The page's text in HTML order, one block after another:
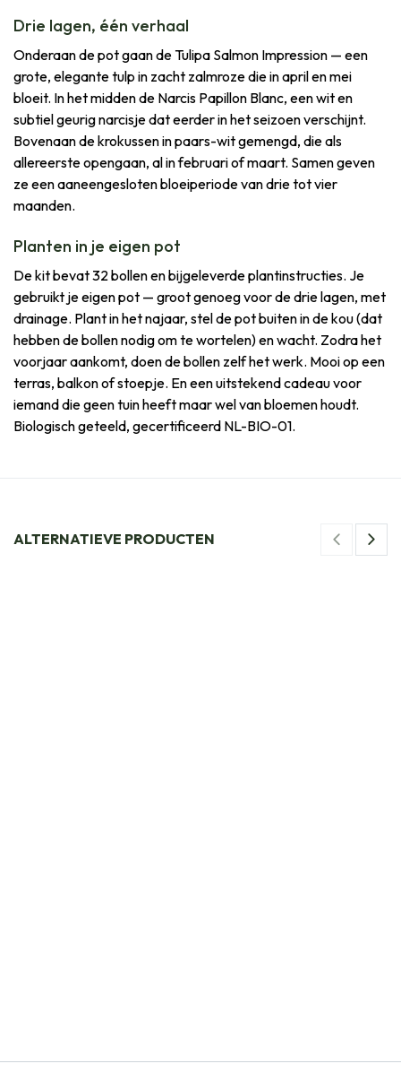
Drie lagen, één verhaal
Onderaan de pot gaan de Tulipa Salmon Impression — een
grote, elegante tulp in zacht zalmroze die in april en mei
bloeit. In het midden de Narcis Papillon Blanc, een wit en
subtiel geurig narcisje dat eerder in het seizoen verschijnt.
Bovenaan de krokussen in paars-wit gemengd, die als
allereerste opengaan, al in februari of maart. Samen geven
ze een aaneengesloten bloeiperiode van drie tot vier
maanden.
Planten in je eigen pot
De kit bevat 32 bollen en bijgeleverde plantinstructies. Je
gebruikt je eigen pot — groot genoeg voor de drie lagen, met
drainage. Plant in het najaar, stel de pot buiten in de kou (dat
hebben de bollen nodig om te wortelen) en wacht. Zodra het
voorjaar aankomt, doen de bollen zelf het werk. Mooi op een
terras, balkon of stoepje. En een uitstekend cadeau voor
iemand die geen tuin heeft maar wel van bloemen houdt.
Biologisch geteeld, gecertificeerd NL-BIO-01.
ALTERNATIEVE PRODUCTEN